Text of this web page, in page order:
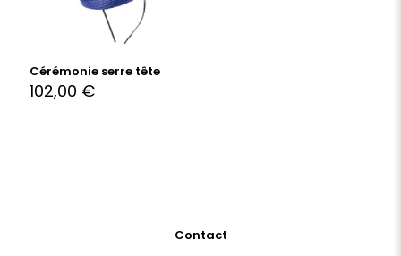
Cérémonie serre tête
102,00 €
Contact